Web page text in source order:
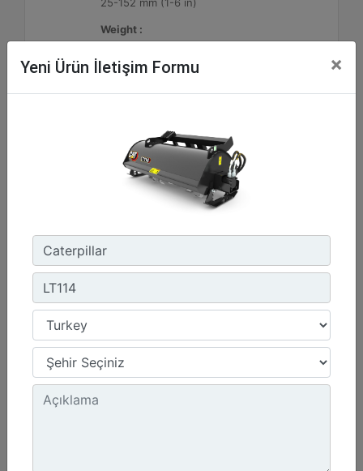
Weight :
925.9 lb - 420 kg
Working Width :
72.8 in - 1848 mm
Yeni Ürün İletişim Formu ×